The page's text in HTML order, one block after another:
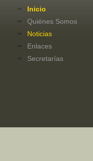
Inicio
Quiénes Somos
Noticias
Enlaces
Secretarías